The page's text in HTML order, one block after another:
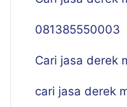
081385550003
Cari jasa derek
cari jasa derek